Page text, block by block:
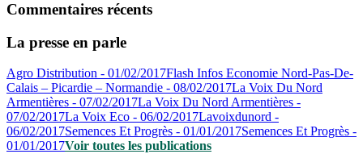
Commentaires récents
La presse en parle
Agro Distribution - 01/02/2017Flash Infos Economie Nord-Pas-De-
Calais – Picardie – Normandie - 08/02/2017La Voix Du Nord
Armentières - 07/02/2017La Voix Du Nord Armentières -
07/02/2017La Voix Eco - 06/02/2017Lavoixdunord -
06/02/2017Semences Et Progrès - 01/01/2017Semences Et Progrès -
01/01/2017Voir toutes les publications